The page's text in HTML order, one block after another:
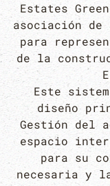
Estates
asociación
para
de la
Este
diseño
Gestión del
espacio
para su
necesaria y